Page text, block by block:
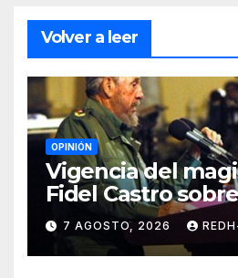
Volver a leer
OPINIÓN
Vigencia del
Fidel Castro
del liderazgo
Por Jorge Luís
7 AGOSTO, 2026